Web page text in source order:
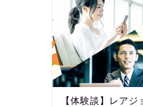
【体験談】レア